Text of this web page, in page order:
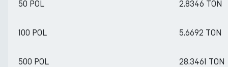
50 POL 2.8346 TON
100 POL 5.6692 TON
500 POL 28.3461 TON